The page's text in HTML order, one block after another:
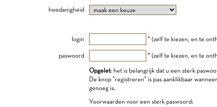
hoedanigheid
login * (zelf te kiezen, en te
paswoord * (zelf te kiezen, en te
Opgelet: het is belangrijk dat u een sterk
De knop "registreren" is pas aanklikbaar
genoeg is.
Voorwaarden voor een sterk paswoord: